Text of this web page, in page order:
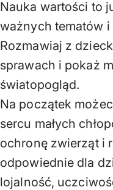
Nauka wartości to
ważnych tematów
Rozmawiaj z
sprawach i pokaż
światopogląd.
Na początek
sercu małych
ochronę zwierząt i
odpowiednie dla
lojalność,